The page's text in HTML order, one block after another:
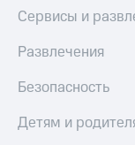
Сервисы и
Развлечения
Безопасность
Детям и